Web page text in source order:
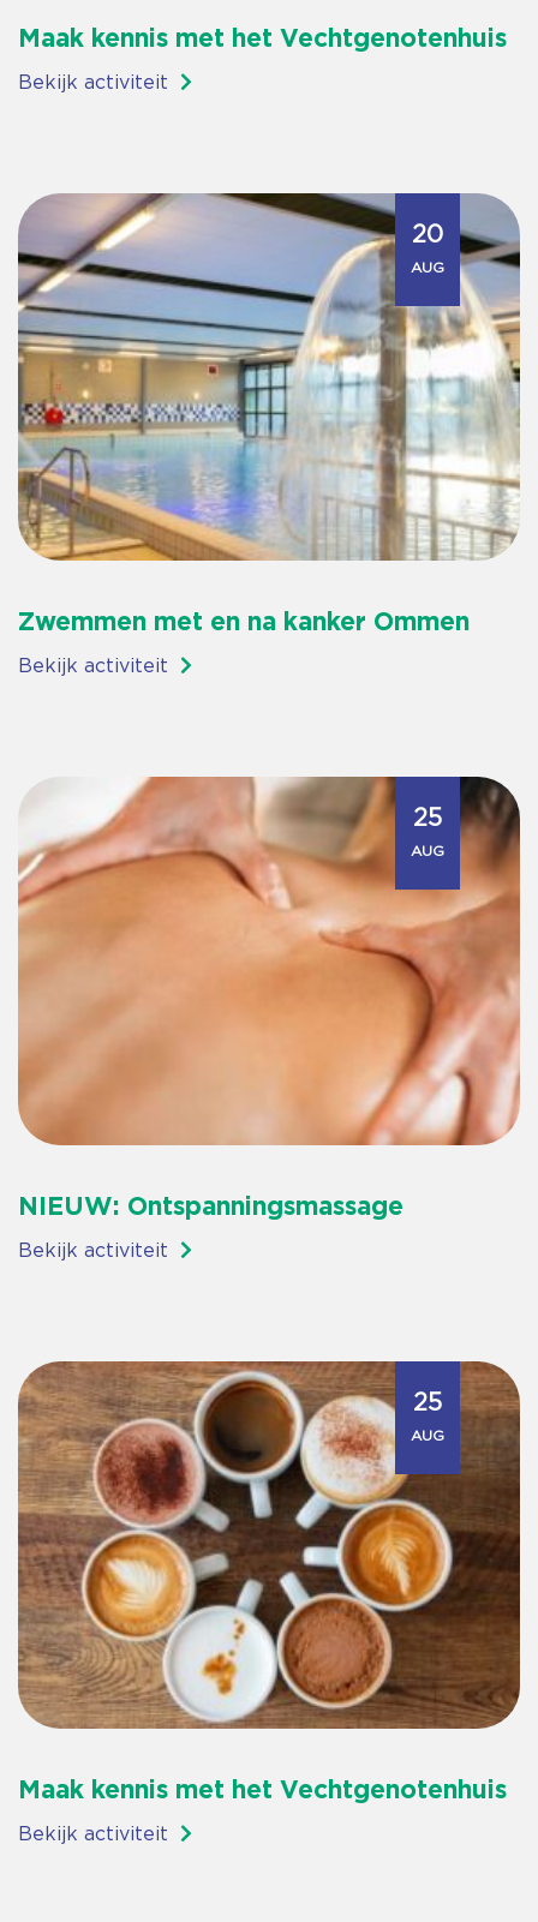
Maak kennis met het Vechtgenotenhuis
Bekijk activiteit
20
AUG
Zwemmen met en na kanker Ommen
Bekijk activiteit
25
AUG
NIEUW: Ontspanningsmassage
Bekijk activiteit
25
AUG
Maak kennis met het Vechtgenotenhuis
Bekijk activiteit